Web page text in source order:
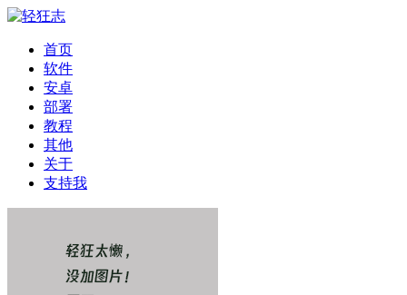
首页
软件
安卓
部署
教程
其他
关于
支持我